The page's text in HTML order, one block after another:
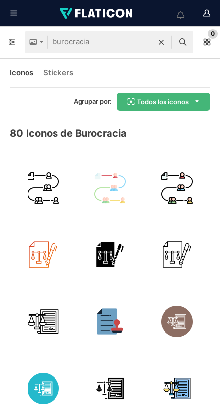
0
Iconos Stickers
Agrupar por: Todos los iconos
80 Iconos de Burocracia